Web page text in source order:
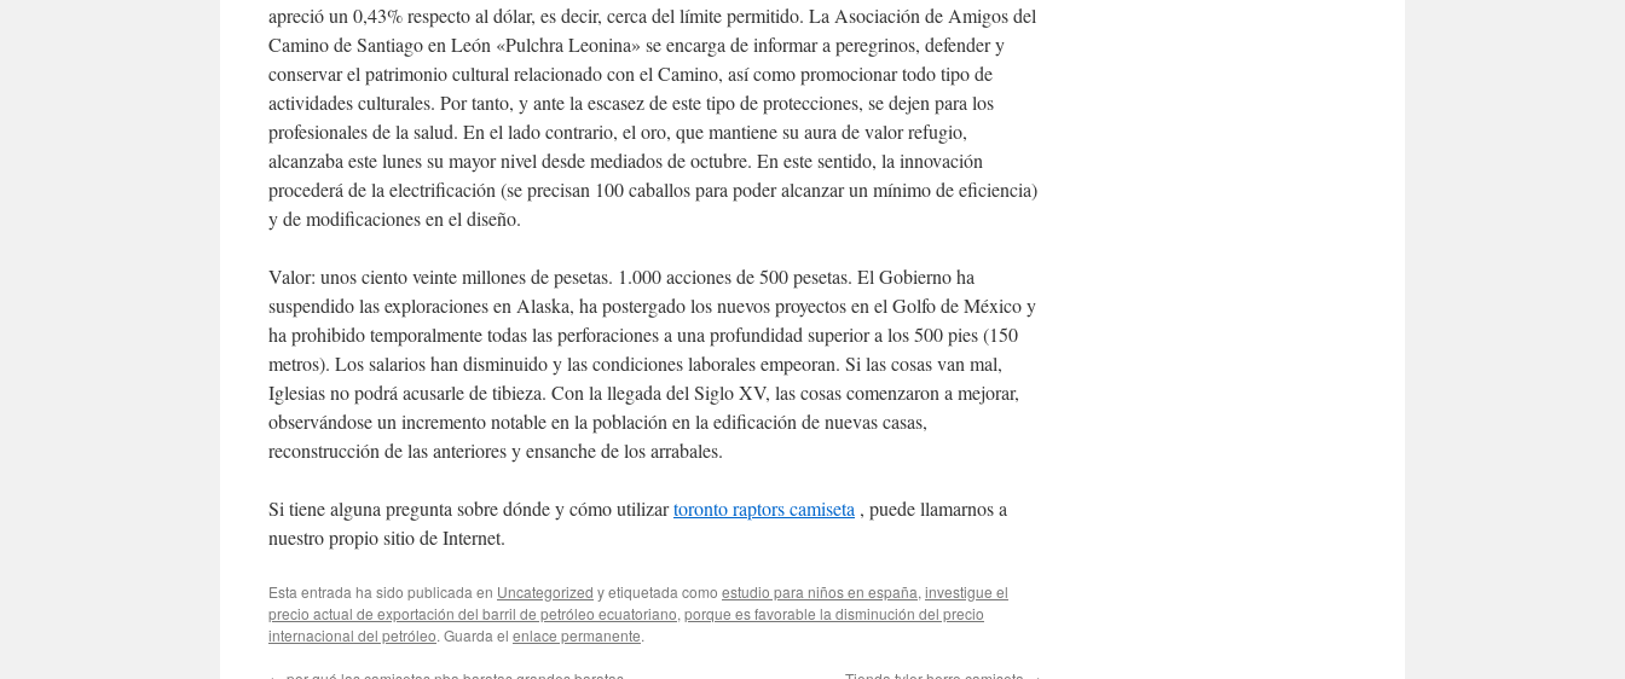
apreció un 0,43% respecto al dólar, es decir, cerca del límite permitido. La Asociación de Amigos del
Camino de Santiago en León «Pulchra Leonina» se encarga de informar a peregrinos, defender y
conservar el patrimonio cultural relacionado con el Camino, así como promocionar todo tipo de
actividades culturales. Por tanto, y ante la escasez de este tipo de protecciones, se dejen para los
profesionales de la salud. En el lado contrario, el oro, que mantiene su aura de valor refugio,
alcanzaba este lunes su mayor nivel desde mediados de octubre. En este sentido, la innovación
procederá de la electrificación (se precisan 100 caballos para poder alcanzar un mínimo de eficiencia)
y de modificaciones en el diseño.
Valor: unos ciento veinte millones de pesetas. 1.000 acciones de 500 pesetas. El Gobierno ha
suspendido las exploraciones en Alaska, ha postergado los nuevos proyectos en el Golfo de México y
ha prohibido temporalmente todas las perforaciones a una profundidad superior a los 500 pies (150
metros). Los salarios han disminuido y las condiciones laborales empeoran. Si las cosas van mal,
Iglesias no podrá acusarle de tibieza. Con la llegada del Siglo XV, las cosas comenzaron a mejorar,
observándose un incremento notable en la población en la edificación de nuevas casas,
reconstrucción de las anteriores y ensanche de los arrabales.
Si tiene alguna pregunta sobre dónde y cómo utilizartoronto raptors camiseta , puede llamarnos a
nuestro propio sitio de Internet.
Esta entrada ha sido publicada en Uncategorized y etiquetada como estudio para niños en españa, investigue el
precio actual de exportación del barril de petróleo ecuatoriano, porque es favorable la disminución del precio
internacional del petróleo. Guarda el enlace permanente.